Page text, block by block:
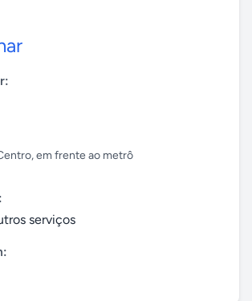
em frente ao metrô
serviços